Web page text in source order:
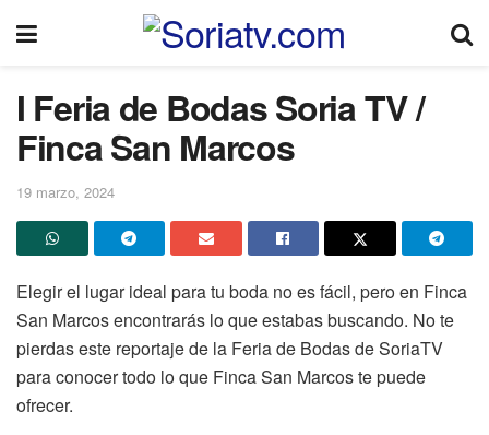
I Feria de Bodas Soria TV /
Finca San Marcos
19 marzo, 2024
Elegir el lugar ideal para tu boda no es fácil, pero en Finca
San Marcos encontrarás lo que estabas buscando. No te
pierdas este reportaje de la Feria de Bodas de SoriaTV
para conocer todo lo que Finca San Marcos te puede
ofrecer.